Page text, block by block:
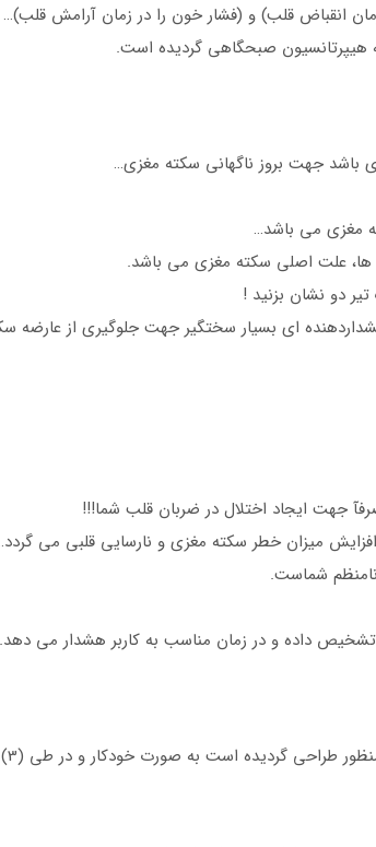
انقباض قلب) و (فشار خون را در زمان آرامش قلب)…
هیپرتانسیون صبحگاهی گردیده است.
باشد جهت بروز ناگهانی سکته مغزی…
مغزی می باشد…
ها، علت اصلی سکته مغزی می باشد.
دو نشان بزنید !
ای بسیار سختگیر جهت جلوگیری از عارضه
میزان خطر سکته مغزی و نارسایی قلبی می
نامنظم شماست.
تشخیص داده و در زمان مناسب به کاربر هشدار می دهد.